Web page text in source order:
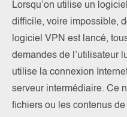
Lorsqu’on utilise un
difficile, voire impossible,
logiciel VPN est lancé,
demandes de l’utilisateur
utilise la connexion
serveur intermédiaire. Ce
fichiers ou les contenus